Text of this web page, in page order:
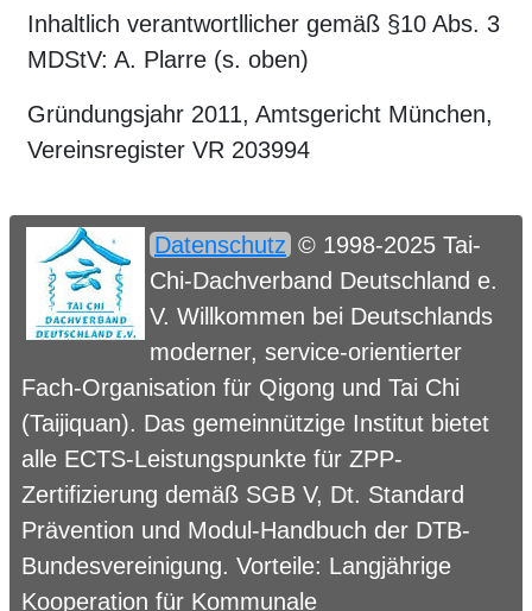
Inhaltlich verantwortllicher gemäß §10 Abs. 3
MDStV: A. Plarre (s. oben)
Gründungsjahr 2011, Amtsgericht München,
Vereinsregister VR 203994
Datenschutz © 1998-2025 Tai-
Chi-Dachverband Deutschland e.
V. Willkommen bei Deutschlands
moderner, service-orientierter
Fach-Organisation für Qigong und Tai Chi
(Taijiquan). Das gemeinnützige Institut bietet
alle ECTS-Leistungspunkte für ZPP-
Zertifizierung demäß SGB V, Dt. Standard
Prävention und Modul-Handbuch der DTB-
Bundesvereinigung. Vorteile: Langjährige
Kooperation für Kommunale